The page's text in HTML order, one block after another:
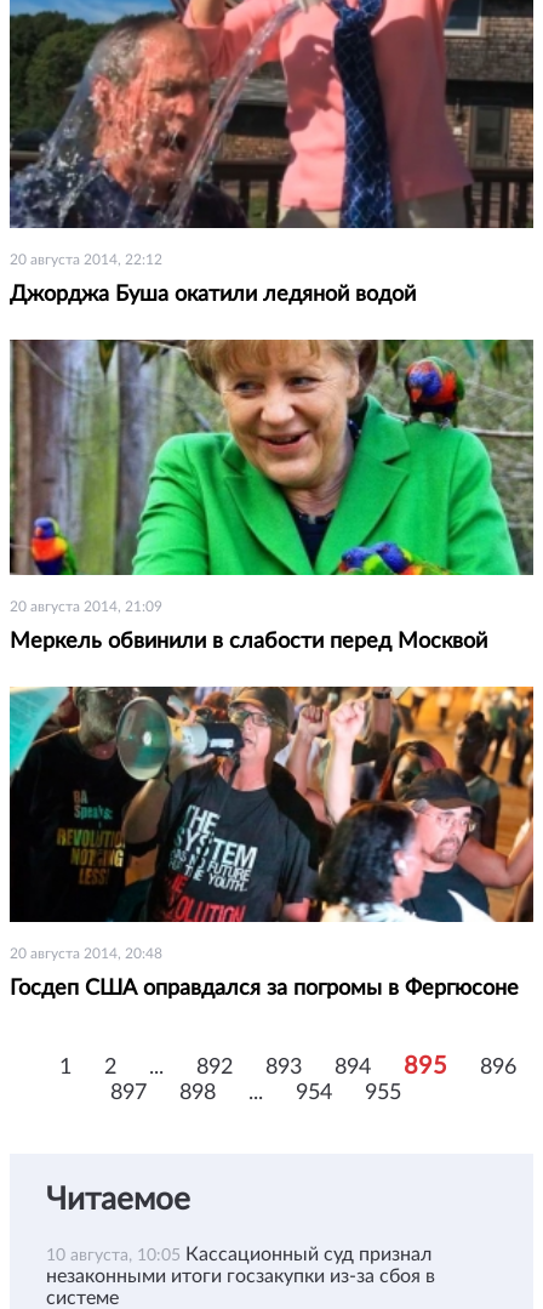
20 августа 2014, 22:12
Джорджа Буша окатили ледяной водой
20 августа 2014, 21:09
Меркель обвинили в слабости перед Москвой
20 августа 2014, 20:48
Госдеп США оправдался за погромы в Фергюсоне
1 2 ... 892 893 894 895
896
897
898 ... 954 955
Читаемое
10 августа, 10:05 Кассационный суд признал
незаконными итоги госзакупки из-за сбоя в
системе